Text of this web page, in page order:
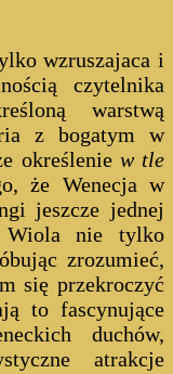
wzruszajaca i
czytelnika
warstwą
z bogatym w
określeniew tle
że Wenecja w
jeszcze jednej
nie tylko
zrozumieć,
się przekroczyć
to fascynujące
duchów,
atrakcje